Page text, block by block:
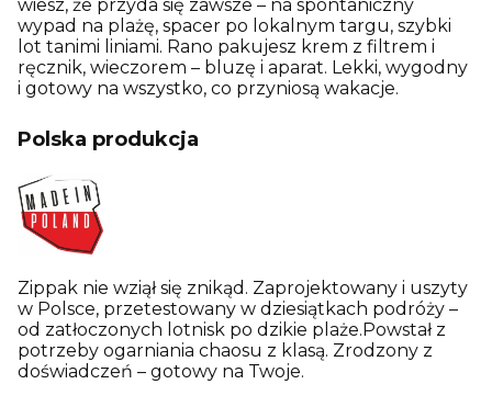
wiesz, że przyda się zawsze – na spontaniczny
wypad na plażę, spacer po lokalnym targu, szybki
lot tanimi liniami. Rano pakujesz krem z filtrem i
ręcznik, wieczorem – bluzę i aparat. Lekki, wygodny
i gotowy na wszystko, co przyniosą wakacje.
Polska produkcja
Zippak nie wziął się znikąd. Zaprojektowany i uszyty
w Polsce, przetestowany w dziesiątkach podróży –
od zatłoczonych lotnisk po dzikie plaże.Powstał z
potrzeby ogarniania chaosu z klasą. Zrodzony z
doświadczeń – gotowy na Twoje.